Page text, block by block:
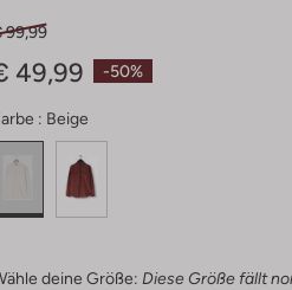
-50%
99,99
49,99
: Beige
deine Größe: Diese Größe fällt